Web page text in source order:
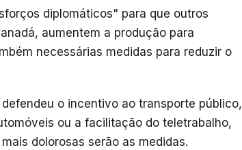
diplomáticos" para que outros
aumentem a produção para
necessárias medidas para reduzir o
o incentivo ao transporte público,
ou a facilitação do teletrabalho,
dolorosas serão as medidas.